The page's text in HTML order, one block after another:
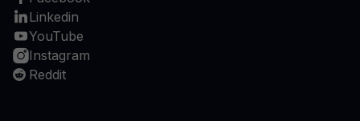
Linkedin
YouTube
Instagram
Reddit